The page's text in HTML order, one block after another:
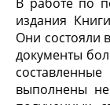
издания
Они состояли
документы
выполнены